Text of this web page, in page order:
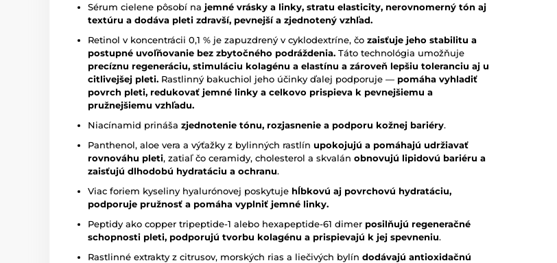
Sérum cielene pôsobí na jemné vrásky a linky, stratu elasticity, nerovnomerný tón aj
textúru a dodáva pleti zdravší, pevnejší a zjednotený vzhľad.
Retinol v koncentrácii 0,1 % je zapuzdrený v cyklodextríne, čo zaisťuje jeho stabilitu a
postupné uvoľňovanie bez zbytočného podráždenia. Táto technológia umožňuje
precíznu regeneráciu, stimuláciu kolagénu a elastínu a zároveň lepšiu toleranciu aj u
citlivejšej pleti. Rastlinný bakuchiol jeho účinky ďalej podporuje — pomáha vyhladiť
povrch pleti, redukovať jemné linky a celkovo prispieva k pevnejšiemu a
pružnejšiemu vzhľadu.
Niacínamid prináša zjednotenie tónu, rozjasnenie a podporu kožnej bariéry.
Panthenol, aloe vera a výťažky z bylinných rastlín upokojujú a pomáhajú udržiavať
rovnováhu pleti, zatiaľ čo ceramidy, cholesterol a skvalán obnovujú lipidovú bariéru a
zaisťujú dlhodobú hydratáciu a ochranu.
Viac foriem kyseliny hyalurónovej poskytuje hĺbkovú aj povrchovú hydratáciu,
podporuje pružnosť a pomáha vyplniť jemné linky.
Peptidy ako copper tripeptide-1 alebo hexapeptide-61 dimer posilňujú regeneračné
schopnosti pleti, podporujú tvorbu kolagénu a prispievajú k jej spevneniu.
Rastlinné extrakty z citrusov, morských rias a liečivých bylín dodávajú antioxidačnú